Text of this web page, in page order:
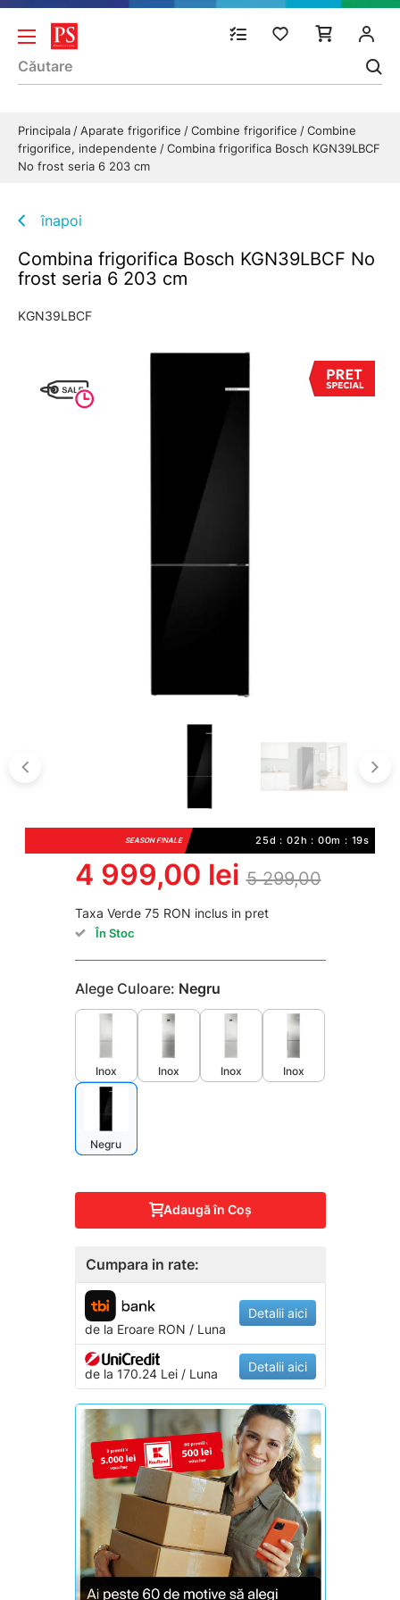
Principala Aparate frigorifice Combine frigorifice
Combine
frigorifice, independente
Combina frigorifica Bosch KGN39LBCF
No frost seria 6 203 cm
înapoi
Combina frigorifica Bosch KGN39LBCF No
frost seria 6 203 cm
KGN39LBCF
SEASON FINALE 25d : 02h : 00m : 18s
4 999,00 lei 5 299,00
Taxa Verde 75 RON inclus in pret
În Stoc
Alege Culoare: Negru
Inox Inox Inox Inox
Negru
Adaugă în Coş
Cumpara in rate:
de la EroareRON / Luna
Detalii aici
de la 170.24 Lei / Luna Detalii aici